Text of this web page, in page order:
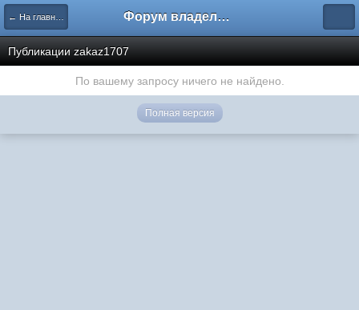
← На главную Форум владельцев интернет-магазинов
Публикации zakaz1707
По вашему запросу ничего не найдено.
Полная версия